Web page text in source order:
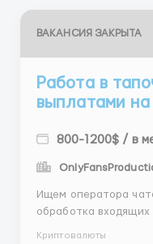
ВАКАНСИЯ ЗАКРЫТА
Работа в
выплатами на
800-1200$ / в
Ищем оператора
обработка
договоренностей.
Криптовалюты